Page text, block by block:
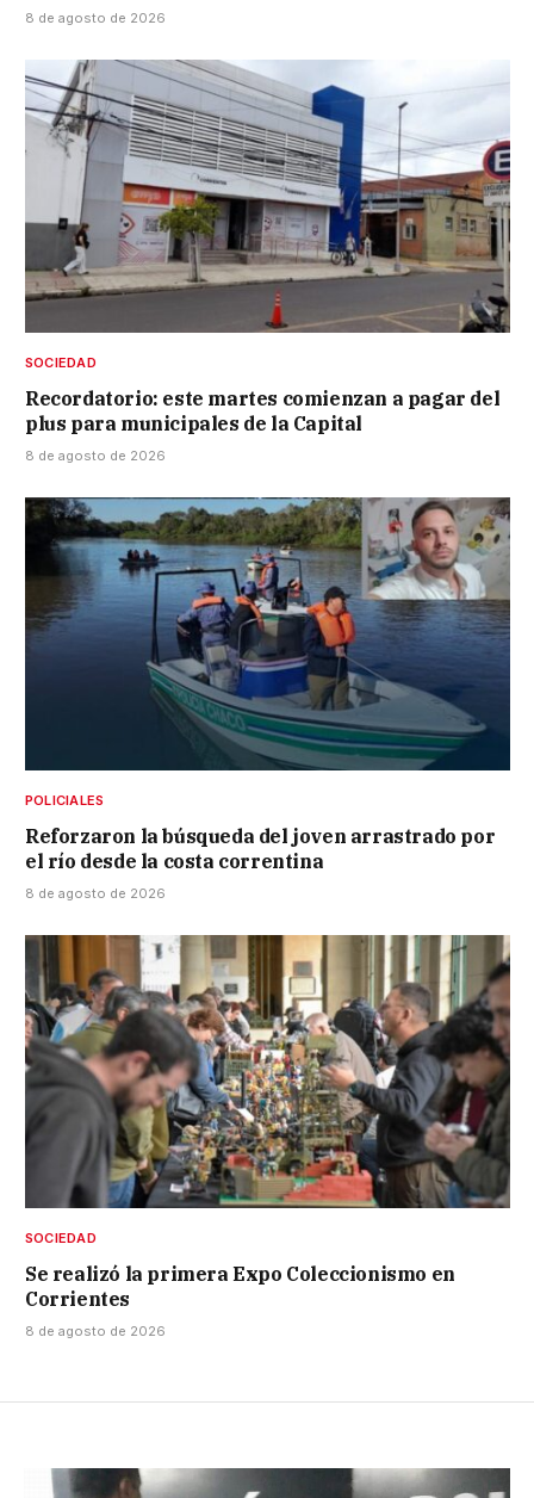
8 de agosto de 2026
SOCIEDAD
Recordatorio: este martes comienzan a pagar del
plus para municipales de la Capital
8 de agosto de 2026
POLICIALES
Reforzaron la búsqueda del joven arrastrado por
el río desde la costa correntina
8 de agosto de 2026
SOCIEDAD
Se realizó la primera Expo Coleccionismo en
Corrientes
8 de agosto de 2026